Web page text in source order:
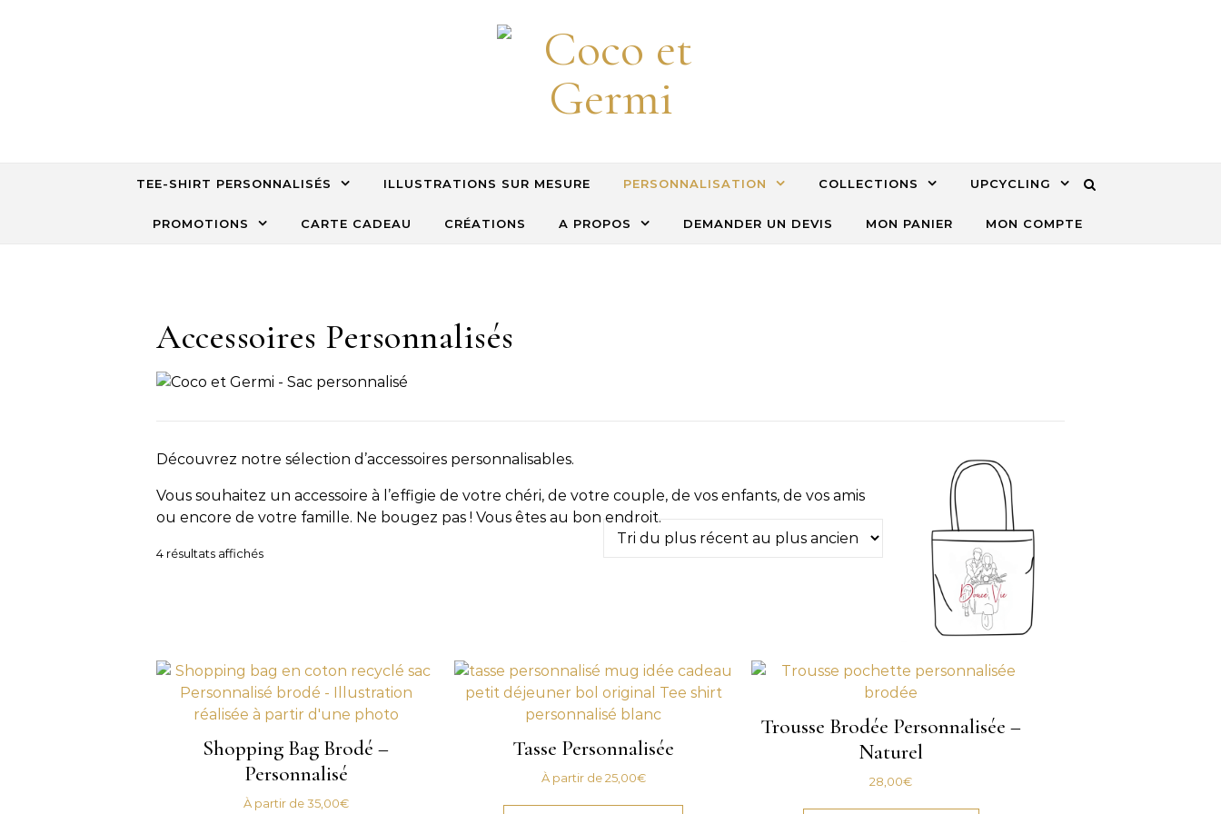
TEE-SHIRT PERSONNALISÉS ILLUSTRATIONS SUR MESURE PERSONNALISATION COLLECTIONS UPCYCLING
PROMOTIONS CARTE CADEAU CRÉATIONS A PROPOS DEMANDER UN DEVIS MON PANIER MON COMPTE
Accessoires Personnalisés
Découvrez notre sélection d’accessoires personnalisables.
Vous souhaitez un accessoire à l’effigie de votre chéri, de votre couple, de vos enfants, de vos amis
ou encore de votre famille. Ne bougez pas ! Vous êtes au bon endroit.
4 résultats affichésTrié du plus récent au plus ancien
Shopping Bag Brodé –
Personnalisé
À partir de35,00€
Tasse Personnalisée
À partir de25,00€
Ce produit a plusieurs variations. Les options peuvent être choisies sur la
Trousse Brodée Personnalisée –
Naturel
28,00€